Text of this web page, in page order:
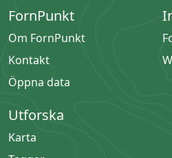
FornPunkt
Om FornPunkt
Kontakt
Öppna data
Utforska
Karta